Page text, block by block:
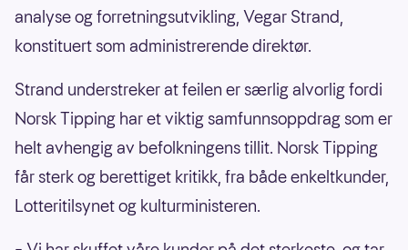
analyse og forretningsutvikling, Vegar Strand,
konstituert som administrerende direktør.
Strand understreker at feilen er særlig alvorlig fordi
Norsk Tipping har et viktig samfunnsoppdrag som er
helt avhengig av befolkningens tillit. Norsk Tipping
får sterk og berettiget kritikk, fra både enkeltkunder,
Lotteritilsynet og kulturministeren.